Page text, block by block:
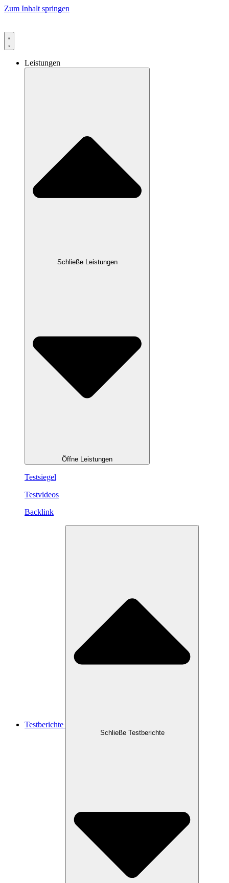
Zum Inhalt springen
Leistungen
Schließe Leistungen
Öffne Leistungen
Testsiegel
Testvideos
Backlink
Testberichte
Schließe Testberichte